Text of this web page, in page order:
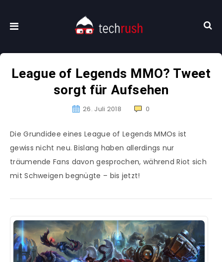
League of Legends MMO? Tweet
sorgt für Aufsehen
26. Juli 2018 0
Die Grundidee eines League of Legends MMOs ist
gewiss nicht neu. Bislang haben allerdings nur
träumende Fans davon gesprochen, während Riot sich
mit Schweigen begnügte – bis jetzt!